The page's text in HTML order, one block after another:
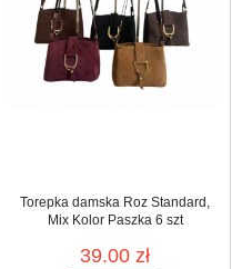
Torepka damska Roz Standard,
Mix Kolor Paszka 6 szt
39.00 zł